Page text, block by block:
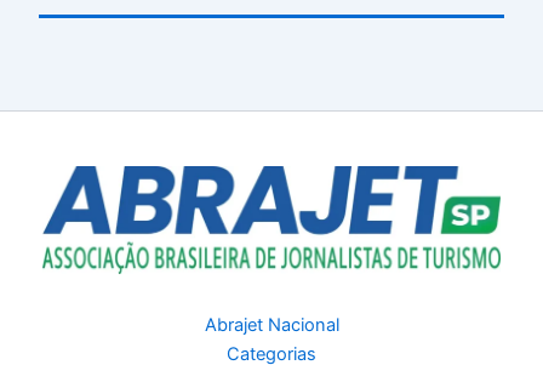
Abrajet Nacional
Categorias